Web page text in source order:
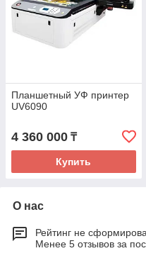
Планшетный УФ принтер
UV6090
4 360 000 ₸
Купить
О нас
Рейтинг не
Менее 5 отзывов за